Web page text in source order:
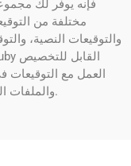
فإنه يوفر لك
مختلفة من
العمل مع التوقيعات
والملفات المحمولة والبسيطة ذات التنسيقات المدعومة.